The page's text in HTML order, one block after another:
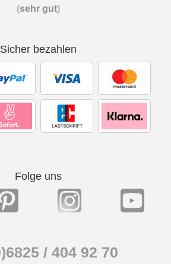
(sehr gut)
Sicher bezahlen
Folge uns
/ 404 92 70